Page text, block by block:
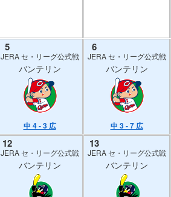
5
JERA セ・リーグ公式戦
バンテリン
中 4 - 3 広
6
JERA セ・リーグ公式戦
バンテリン
中 3 - 7 広
12
JERA セ・リーグ公式戦
バンテリン
13
JERA セ・リーグ公式戦
バンテリン